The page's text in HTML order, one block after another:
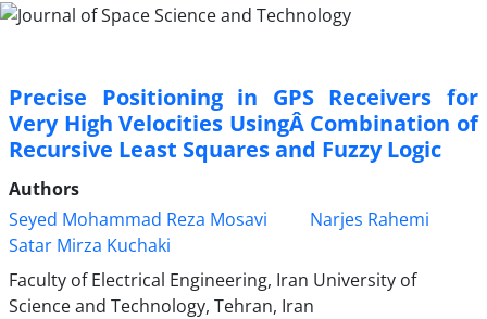
Precise Positioning in GPS Receivers for
Very High Velocities UsingÂ Combination of
Recursive Least Squares and Fuzzy Logic
Authors
Seyed Mohammad Reza Mosavi
Narjes Rahemi
Satar Mirza Kuchaki
Faculty of Electrical Engineering, Iran University of
Science and Technology, Tehran, Iran